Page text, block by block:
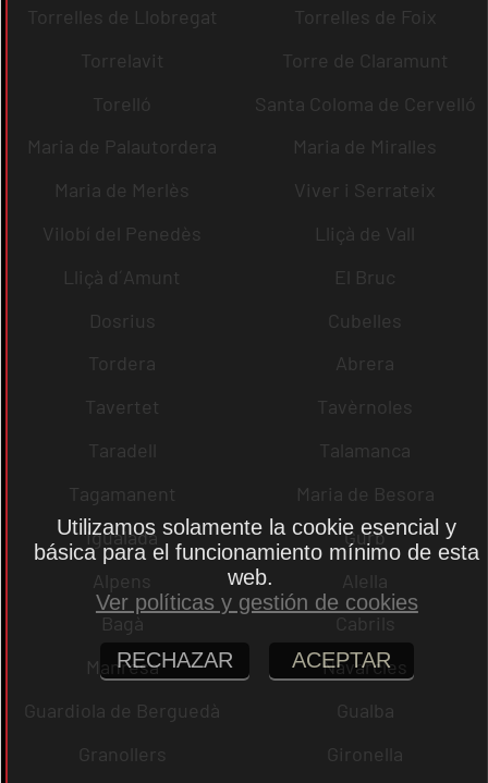
Torrelles de Llobregat
Torrelles de Foix
Torrelavit
Torre de Claramunt
Torelló
Santa Coloma de Cervelló
Maria de Palautordera
Maria de Miralles
Maria de Merlès
Viver i Serrateix
Vilobí del Penedès
Lliçà de Vall
Lliçà d´Amunt
El Bruc
Dosrius
Cubelles
Tordera
Abrera
Tavertet
Tavèrnoles
Taradell
Talamanca
Tagamanent
Maria de Besora
Igualada
Gurb
Alpens
Alella
Bagà
Cabrils
Manresa
Navarcles
Guardiola de Berguedà
Gualba
Granollers
Gironella
Utilizamos solamente la cookie esencial y
básica para el funcionamiento mínimo de esta
web.
Ver políticas y gestión de cookies
RECHAZAR ACEPTAR